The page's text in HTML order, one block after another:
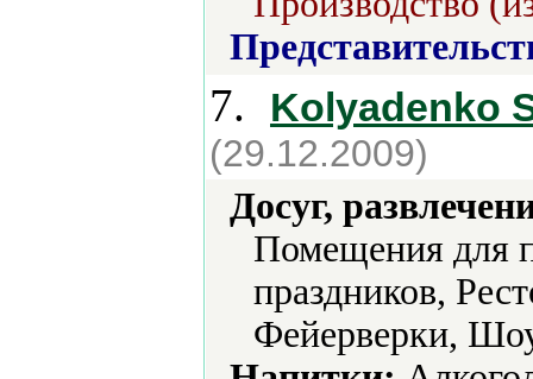
7. Kolyadenko
(29.12.2009)
Досуг,
Помещения для
праздников,
Фейерверки,